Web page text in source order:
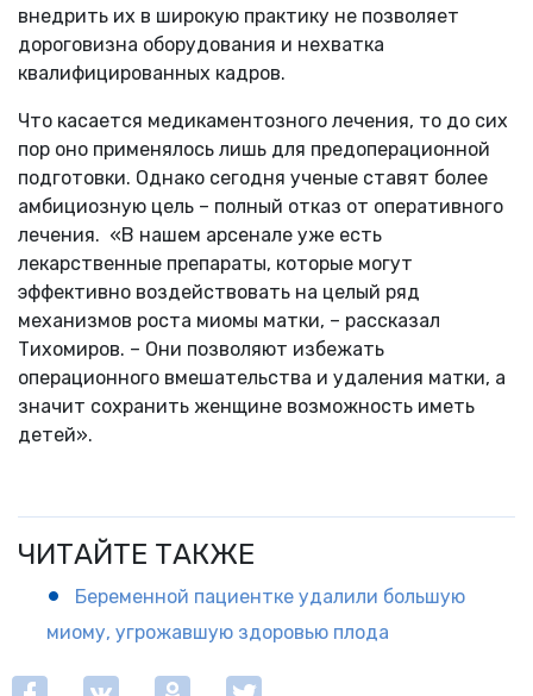
внедрить их в широкую практику не позволяет
дороговизна оборудования и нехватка
квалифицированных кадров.
Что касается медикаментозного лечения, то до сих
пор оно применялось лишь для предоперационной
подготовки. Однако сегодня ученые ставят более
амбициозную цель – полный отказ от оперативного
лечения. «В нашем арсенале уже есть
лекарственные препараты, которые могут
эффективно воздействовать на целый ряд
механизмов роста миомы матки, – рассказал
Тихомиров. – Они позволяют избежать
операционного вмешательства и удаления матки, а
значит сохранить женщине возможность иметь
детей».
ЧИТАЙТЕ ТАКЖЕ
Беременной пациентке удалили большую
миому, угрожавшую здоровью плода